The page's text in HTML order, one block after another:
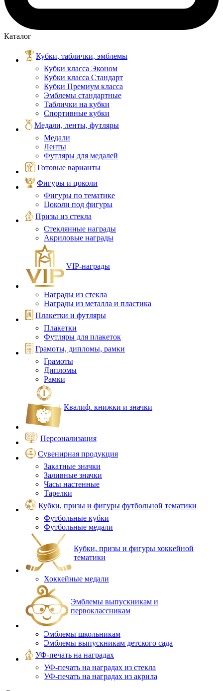
Каталог
Кубки, таблички, эмблемы
Кубки класса Эконом
Кубки класса Стандарт
Кубки Премиум класса
Эмблемы стандартные
Таблички на кубки
Спортивные кубки
Медали, ленты, футляры
Медали
Ленты
Футляры для медалей
Готовые варианты
Фигуры и цоколи
Фигуры по тематике
Цоколи под фигуры
Призы из стекла
Стеклянные награды
Акриловые награды
VIP‑награды
Награды из стекла
Награды из металла и пластика
Плакетки и футляры
Плакетки
Футляры для плакеток
Грамоты, дипломы, рамки
Грамоты
Дипломы
Рамки
Квалиф. книжки и значки
Персонализация
Сувенирная продукция
Закатные значки
Заливные значки
Часы настенные
Тарелки
Кубки, призы и фигуры футбольной тематики
Футбольные кубки
Футбольные медали
Кубки, призы и фигуры хоккейной
тематики
Хоккейные медали
Эмблемы выпускникам и
первоклассникам
Эмблемы школьникам
Эмблемы выпускникам детского сада
УФ-печать на наградах
УФ‑печать на наградах из стекла
УФ-печать на наградах из акрила